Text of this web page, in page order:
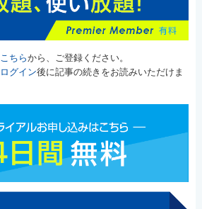
こちらから、ご登録ください。
ログイン後に記事の続きをお読みいただけま